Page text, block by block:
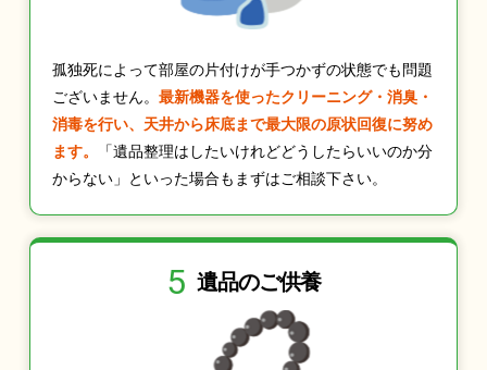
孤独死によって部屋の片付けが手つかずの状態でも問題
ございません。 最新機器を使ったクリーニング・消臭・
消毒を行い、天井から床底まで最大限の原状回復に努め
ます。
「遺品整理はしたいけれどどうしたらいいのか分
からない」といった場合もまずはご相談下さい。
5 遺品のご供養